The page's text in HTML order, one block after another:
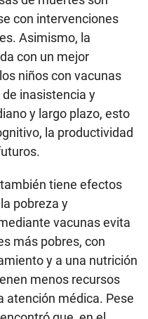
con intervenciones
Asimismo, la
con un mejor
niños con vacunas
inasistencia y
y largo plazo, esto
la productividad
tiene efectos
pobreza y
vacunas evita
más pobres, con
y a una nutrición
menos recursos
atención médica. Pese